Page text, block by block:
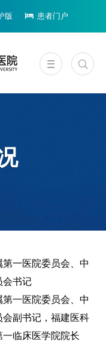
版 患者门户
一医院委员会、中
会书记
一医院委员会、中
副书记，福建医科
临床医学院院长